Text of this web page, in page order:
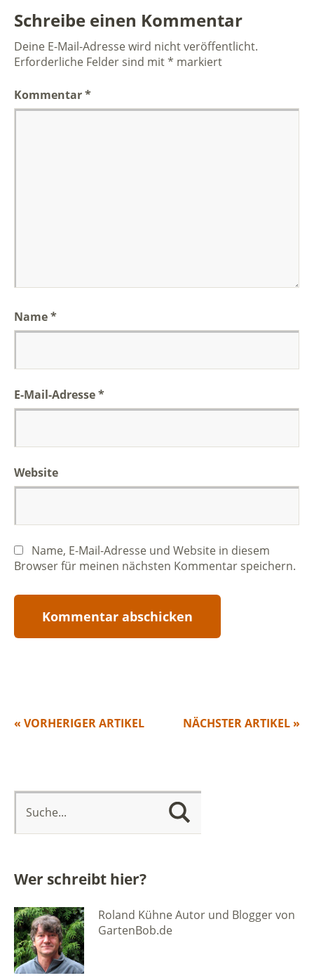
Schreibe einen Kommentar
Deine E-Mail-Adresse wird nicht veröffentlicht.
Erforderliche Felder sind mit* markiert
Kommentar*
Name*
E-Mail-Adresse*
Website
Name, E-Mail-Adresse und Website in diesem
Browser für meinen nächsten Kommentar speichern.
NÄCHSTER ARTIKEL »
« VORHERIGER ARTIKEL
Wer schreibt hier?
Roland Kühne Autor und Blogger von
GartenBob.de